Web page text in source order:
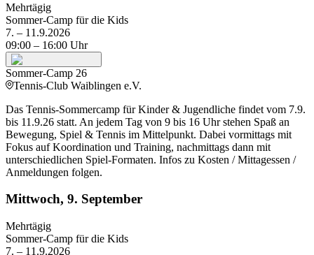
Mehrtägig
Sommer-Camp für die Kids
7. – 11.9.2026
09:00 – 16:00 Uhr
Sommer-Camp 26
Tennis-Club Waiblingen e.V.
Das Tennis-Sommercamp für Kinder & Jugendliche findet vom 7.9.
bis 11.9.26 statt. An jedem Tag von 9 bis 16 Uhr stehen Spaß an
Bewegung, Spiel & Tennis im Mittelpunkt. Dabei vormittags mit
Fokus auf Koordination und Training, nachmittags dann mit
unterschiedlichen Spiel-Formaten. Infos zu Kosten / Mittagessen /
Anmeldungen folgen.
Mittwoch, 9. September
Mehrtägig
Sommer-Camp für die Kids
7. – 11.9.2026